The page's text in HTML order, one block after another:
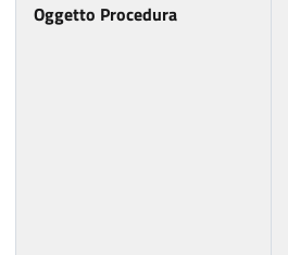
Oggetto Procedura